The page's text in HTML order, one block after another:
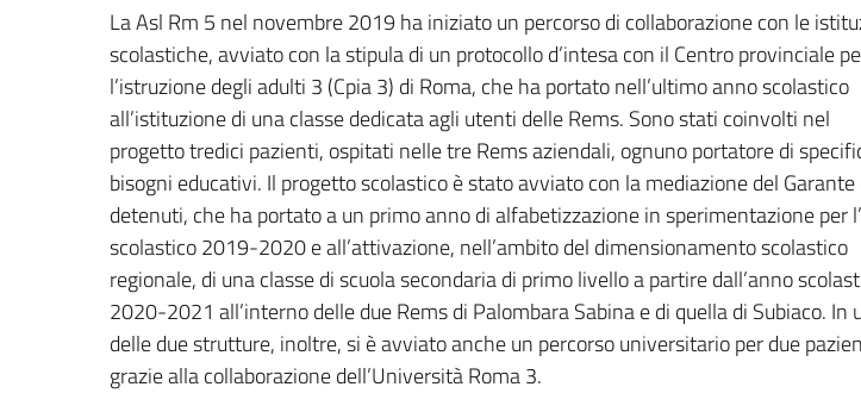
La Asl Rm 5 nel novembre 2019 ha iniziato un percorso di collaborazione con le
scolastiche, avviato con la stipula di un protocollo d’intesa con il Centro provinciale
l’istruzione degli adulti 3 (Cpia 3) di Roma, che ha portato nell’ultimo anno scolastico
all’istituzione di una classe dedicata agli utenti delle Rems. Sono stati coinvolti nel
progetto tredici pazienti, ospitati nelle tre Rems aziendali, ognuno portatore di
bisogni educativi. Il progetto scolastico è stato avviato con la mediazione del Garante
detenuti, che ha portato a un primo anno di alfabetizzazione in sperimentazione per
scolastico 2019-2020 e all’attivazione, nell’ambito del dimensionamento scolastico
regionale, di una classe di scuola secondaria di primo livello a partire dall’anno
2020-2021 all’interno delle due Rems di Palombara Sabina e di quella di Subiaco. In
delle due strutture, inoltre, si è avviato anche un percorso universitario per due
grazie alla collaborazione dell’Università Roma 3.